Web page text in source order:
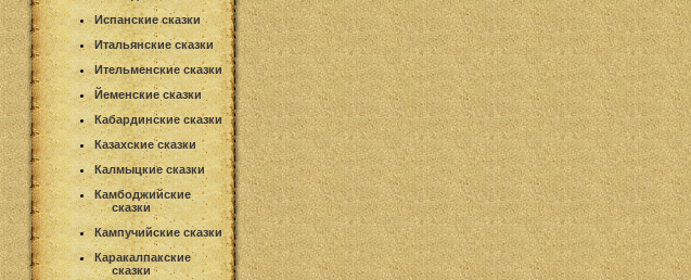
Испанские сказки
Итальянские сказки
Ительменские сказки
Йеменские сказки
Кабардинские сказки
Казахские сказки
Калмыцкие сказки
Камбоджийские
сказки
Кампучийские сказки
Каракалпакские
сказки